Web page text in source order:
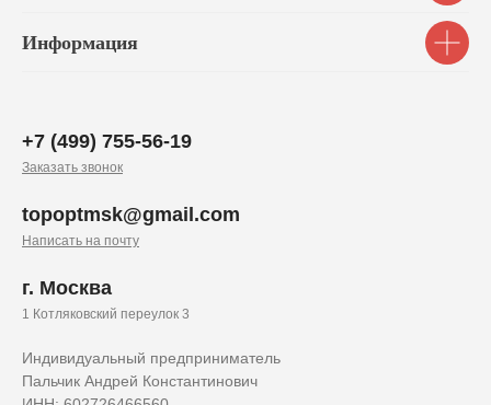
Информация
Индивидуальный предприниматель
Пальчик Андрей Константинович
+7 (499) 755-56-19
Заказать звонок
topoptmsk@gmail.com
Написать на почту
г. Москва
1 Котляковский переулок 3